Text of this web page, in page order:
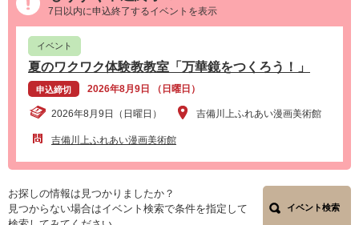
7日以内に申込終了するイベントを表示
イベント
夏のワクワク体験教教室「万華鏡をつくろう！」
申込締切 2026年8月9日 （日曜日）
2026年8月9日（日曜日） 吉備川上ふれあい漫画美術館
吉備川上ふれあい漫画美術館
お探しの情報は見つかりましたか？
見つからない場合はイベント検索で条件を指定して
イベント検索